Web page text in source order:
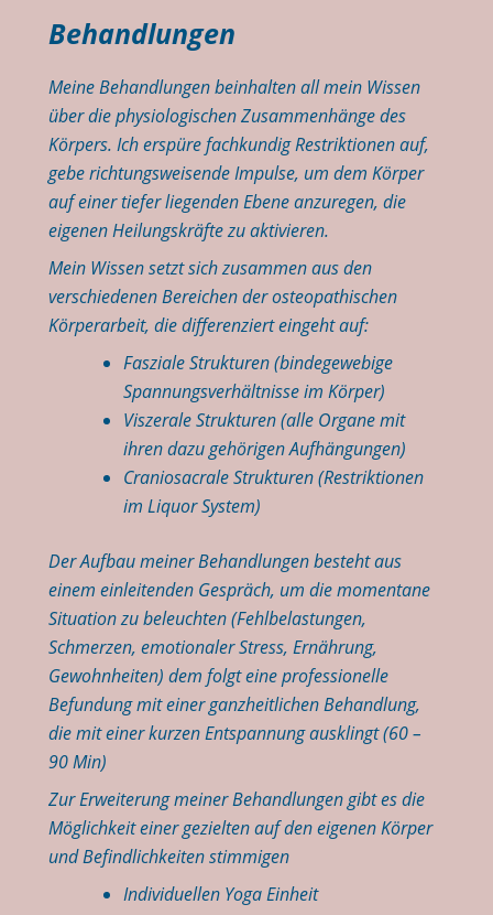
Behandlungen
Meine Behandlungen beinhalten all mein Wissen
über die physiologischen Zusammenhänge des
Körpers. Ich erspüre fachkundig Restriktionen auf,
gebe richtungsweisende Impulse, um dem Körper
auf einer tiefer liegenden Ebene anzuregen, die
eigenen Heilungskräfte zu aktivieren.
Mein Wissen setzt sich zusammen aus den
verschiedenen Bereichen der osteopathischen
Körperarbeit, die differenziert eingeht auf:
Fasziale Strukturen (bindegewebige
Spannungsverhältnisse im Körper)
Viszerale Strukturen (alle Organe mit
ihren dazu gehörigen Aufhängungen)
Craniosacrale Strukturen (Restriktionen
im Liquor System)
Der Aufbau meiner Behandlungen besteht aus
einem einleitenden Gespräch, um die momentane
Situation zu beleuchten (Fehlbelastungen,
Schmerzen, emotionaler Stress, Ernährung,
Gewohnheiten) dem folgt eine professionelle
Befundung mit einer ganzheitlichen Behandlung,
die mit einer kurzen Entspannung ausklingt (60 –
90 Min)
Zur Erweiterung meiner Behandlungen gibt es die
Möglichkeit einer gezielten auf den eigenen Körper
und Befindlichkeiten stimmigen
Individuellen Yoga Einheit